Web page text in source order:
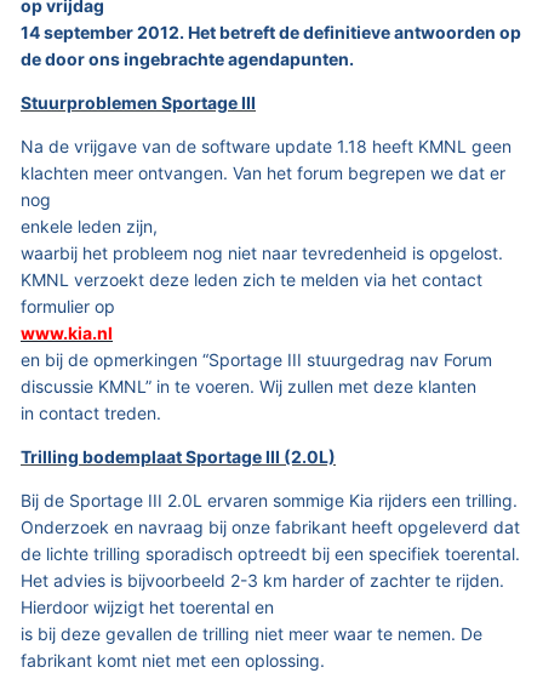
op vrijdag
14 september 2012. Het betreft de definitieve antwoorden op
de door ons ingebrachte agendapunten.
Stuurproblemen Sportage III
Na de vrijgave van de software update 1.18 heeft KMNL geen
klachten meer ontvangen. Van het forum begrepen we dat er
nog
enkele leden zijn,
waarbij het probleem nog niet naar tevredenheid is opgelost.
KMNL verzoekt deze leden zich te melden via het contact
formulier op
www.kia.nl
en bij de opmerkingen “Sportage III stuurgedrag nav Forum
discussie KMNL” in te voeren. Wij zullen met deze klanten
in contact treden.
Trilling bodemplaat Sportage III (2.0L)
Bij de Sportage III 2.0L ervaren sommige Kia rijders een trilling.
Onderzoek en navraag bij onze fabrikant heeft opgeleverd dat
de lichte trilling sporadisch optreedt bij een specifiek toerental.
Het advies is bijvoorbeeld 2-3 km harder of zachter te rijden.
Hierdoor wijzigt het toerental en
is bij deze gevallen de trilling niet meer waar te nemen. De
fabrikant komt niet met een oplossing.